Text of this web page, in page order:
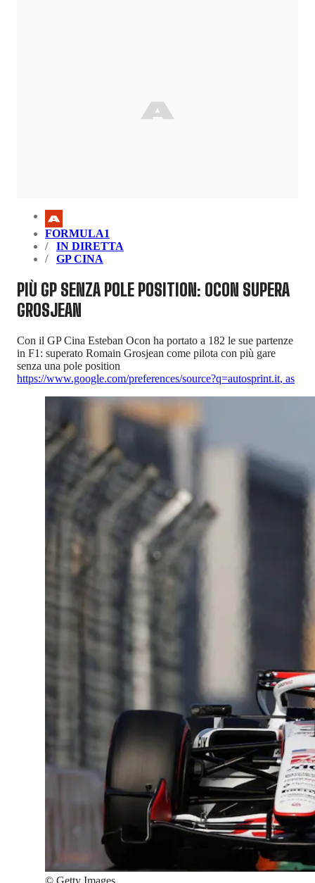
FORMULA1
IN DIRETTA
GP CINA
PIÙ GP SENZA POLE POSITION: OCON SUPERA
GROSJEAN
Con il GP Cina Esteban Ocon ha portato a 182 le sue partenze
in F1: superato Romain Grosjean come pilota con più gare
senza una pole position
https://www.google.com/preferences/source?q=autosprint.it, as
© Getty Images